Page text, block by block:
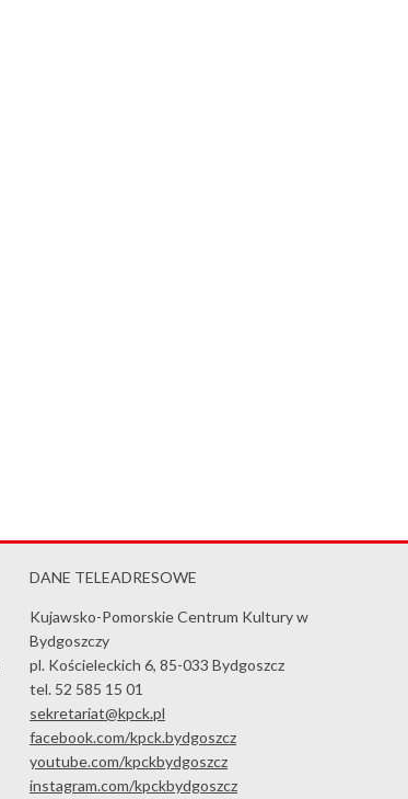
DANE TELEADRESOWE
Kujawsko-Pomorskie Centrum Kultury w
Bydgoszczy
pl. Kościeleckich 6, 85-033 Bydgoszcz
tel. 52 585 15 01
sekretariat@kpck.pl
facebook.com/kpck.bydgoszcz
youtube.com/kpckbydgoszcz
instagram.com/kpckbydgoszcz